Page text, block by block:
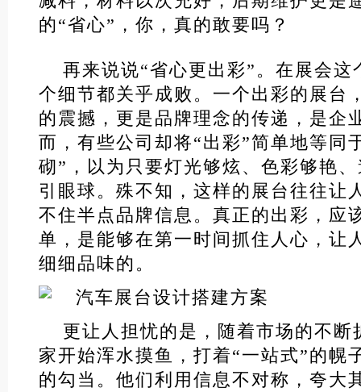
的“省心”，你，真的敢要吗？
再来说说“省心更出彩”。在展会这
个细节都关乎成败。一个出彩的展台
的震撼，更是品牌理念的传递，是企
而，有些公司却将“出彩”简单地等同
砌”，以为只要灯光够炫、色彩够艳
引眼球。殊不知，这样的展台往往让
不住半点品牌信息。真正的出彩，应
单，是能够在第一时间抓住人心，让
细细品味的。
更让人担忧的是，随着市场的不断
家开始浑水摸鱼，打着“一站式”的幌
的勾当。他们利用信息不对称，夸大